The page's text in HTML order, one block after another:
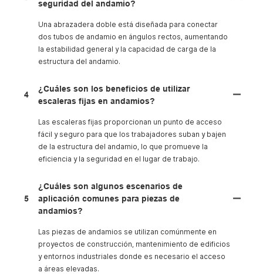
seguridad del andamio?
Una abrazadera doble está diseñada para conectar
dos tubos de andamio en ángulos rectos, aumentando
la estabilidad general y la capacidad de carga de la
estructura del andamio.
4
¿Cuáles son los beneficios de utilizar
escaleras fijas en andamios?
Las escaleras fijas proporcionan un punto de acceso
fácil y seguro para que los trabajadores suban y bajen
de la estructura del andamio, lo que promueve la
eficiencia y la seguridad en el lugar de trabajo.
5
¿Cuáles son algunos escenarios de
aplicación comunes para piezas de
andamios?
Las piezas de andamios se utilizan comúnmente en
proyectos de construcción, mantenimiento de edificios
y entornos industriales donde es necesario el acceso
a áreas elevadas.